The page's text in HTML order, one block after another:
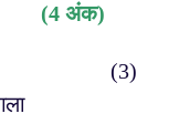
(4 अंक)
(3)